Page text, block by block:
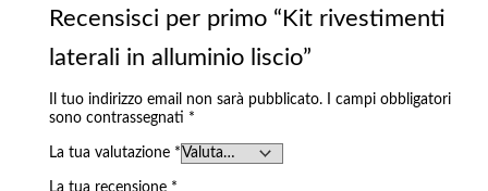
Recensisci per primo “Kit rivestimenti
laterali in alluminio liscio”
Il tuo indirizzo email non sarà pubblicato.
I campi obbligatori
sono contrassegnati *
La tua valutazione *
La tua recensione *